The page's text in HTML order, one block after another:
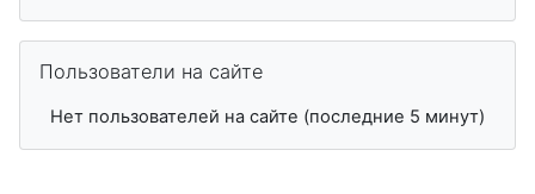
Пользователи на сайте
Нет пользователей на сайте (последние 5 минут)